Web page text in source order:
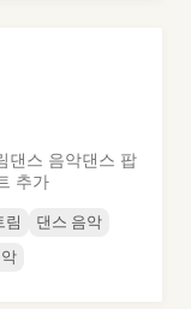
댄스 음악댄스 팝
추가
림
댄스 음악